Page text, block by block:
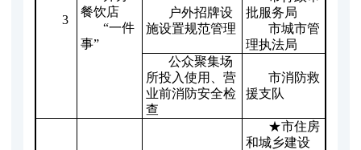
3
餐饮店
“一件
事”
户外招牌设
施设置规范管理
批服务局
市城市管
理执法局
公众聚集场
所投入使用、营
业前消防安全检
查
市消防救
援支队
★市住房
和城乡建设